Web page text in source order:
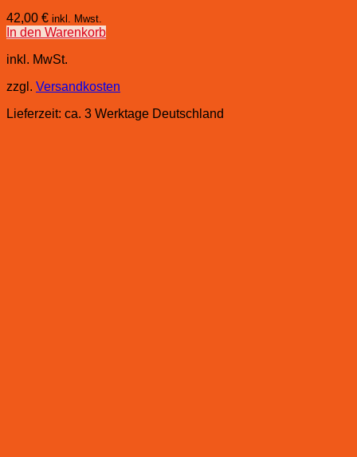
42,00 € inkl. Mwst.
In den Warenkorb
inkl. MwSt.
zzgl. Versandkosten
Lieferzeit: ca. 3 Werktage Deutschland